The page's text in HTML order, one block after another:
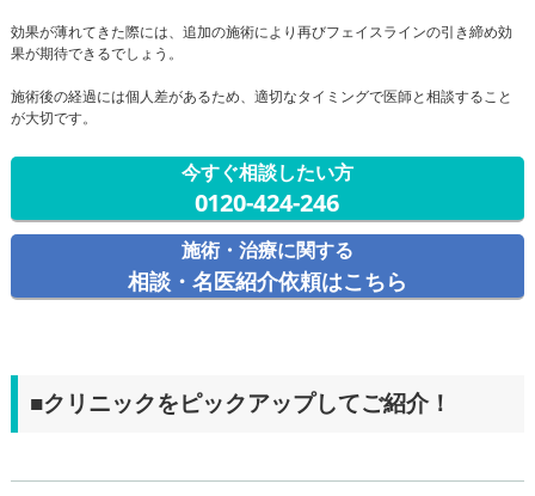
効果が薄れてきた際には、追加の施術により再びフェイスラインの引き締め効
果が期待できるでしょう。
施術後の経過には個人差があるため、適切なタイミングで医師と相談すること
が大切です。
今すぐ相談したい方
0120-424-246
施術・治療に関する
相談・名医紹介依頼はこちら
■クリニックをピックアップしてご紹介！